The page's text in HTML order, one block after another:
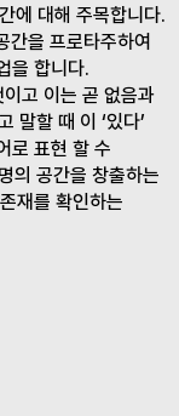
에 대해 주목합니다.
을 프로타주하여
을 합니다.
이고 이는 곧 없음과
말할 때 이 ‘있다’
로 표현 할 수
의 공간을 창출하는
재를 확인하는